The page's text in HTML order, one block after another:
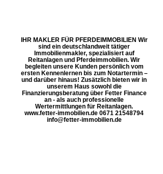
IHR MAKLER FÜR PFERDEIMMOBILIEN Wir
sind ein deutschlandweit tätiger
Immobilienmakler, spezialisiert auf
Reitanlagen und Pferdeimmobilien. Wir
begleiten unsere Kunden persönlich vom
ersten Kennenlernen bis zum Notartermin –
und darüber hinaus! Zusätzlich bieten wir in
unserem Haus sowohl die
Finanzierungsberatung über Fetter Finance
an - als auch professionelle
Wertermittlungen für Reitanlagen.
www.fetter-immobilien.de 0671 21548794
info@fetter-immobilien.de